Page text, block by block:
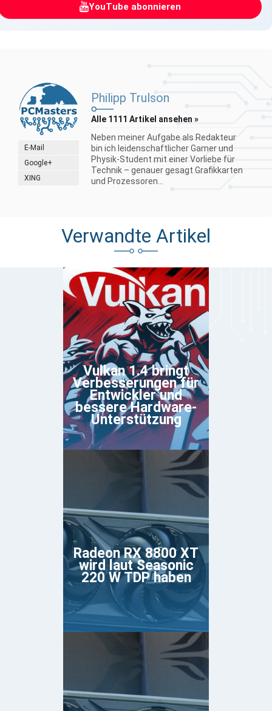
YouTube abonnieren
E-Mail
Google+
XING
Philipp Trulson
Alle 1111 Artikel ansehen »
Neben meiner Aufgabe als Redakteur
bin ich leidenschaftlicher Gamer und
Physik-Student mit einer Vorliebe für
Technik – genauer gesagt Grafikkarten
und Prozessoren...
Verwandte Artikel
Vulkan 1.4 bringt
Verbesserungen für
Entwickler und
bessere Hardware-
Unterstützung
Radeon RX 8800 XT
wird laut Seasonic
220 W TDP haben